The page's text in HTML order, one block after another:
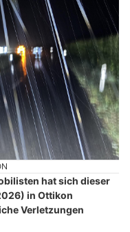
hat sich dieser
in Ottikon
Verletzungen